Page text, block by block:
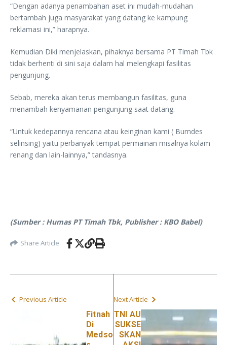
“Dengan adanya penambahan aset ini mudah-mudahan
bertambah juga masyarakat yang datang ke kampung
reklamasi ini,” harapnya.
Kemudian Diki menjelaskan, pihaknya bersama PT Timah Tbk
tidak berhenti di sini saja dalam hal melengkapi fasilitas
pengunjung.
Sebab, mereka akan terus membangun fasilitas, guna
menambah kenyamanan pengunjung saat datang.
“Untuk kedepannya rencana atau keinginan kami ( Bumdes
selinsing) yaitu perbanyak tempat permainan misalnya kolam
renang dan lain-lainnya,” tandasnya.
(Sumber : Humas PT Timah Tbk, Publisher : KBO Babel)
Share Article
Previous Article
Fitnah
Di
Medso
Next Article
TNI AU
SUKSE
SKAN